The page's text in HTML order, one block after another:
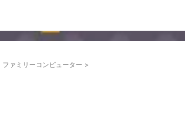
ファミリーコンピューター >